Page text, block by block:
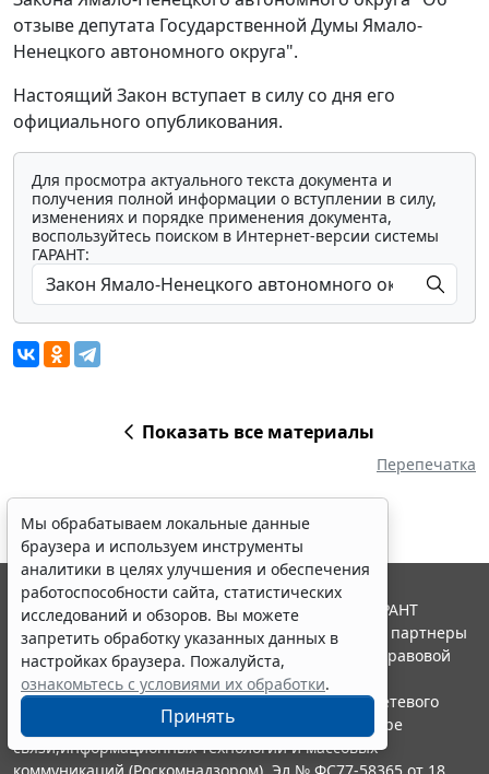
отзыве депутата Государственной Думы Ямало-
Ненецкого автономного округа".
Настоящий Закон вступает в силу со дня его
официального опубликования.
Для просмотра актуального текста документа и
получения полной информации о вступлении в силу,
изменениях и порядке применения документа,
воспользуйтесь поиском в Интернет-версии системы
ГАРАНТ:
Показать все материалы
Перепечатка
Мы обрабатываем локальные данные
браузера и используем инструменты
аналитики в целях улучшения и обеспечения
работоспособности сайта, статистических
исследований и обзоров. Вы можете
запретить обработку указанных данных в
настройках браузера. Пожалуйста,
ознакомьтесь с условиями их обработки.
Принять
© ООО "НПП "ГАРАНТ-СЕРВИС", 2026. Система ГАРАНТ
выпускается с 1990 года. Компания "Гарант" и ее партнеры
являются участниками Российской ассоциации правовой
информации ГАРАНТ.
Портал ГАРАНТ.РУ зарегистрирован в качестве сетевого
издания Федеральной службой по надзору в сфере
связи,информационных технологий и массовых
коммуникаций (Роскомнадзором), Эл № ФС77-58365 от 18